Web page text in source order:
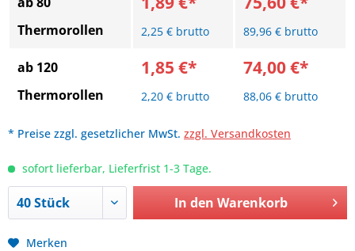
Thermorollen
2,25 € brutto 89,96 € brutto
ab 120
Thermorollen
1,85 €*
2,20 € brutto
74,00 €*
88,06 € brutto
* Preise zzgl. gesetzlicher MwSt. zzgl. Versandkosten
sofort lieferbar, Lieferfrist 1-3 Tage.
In den Warenkorb
Merken